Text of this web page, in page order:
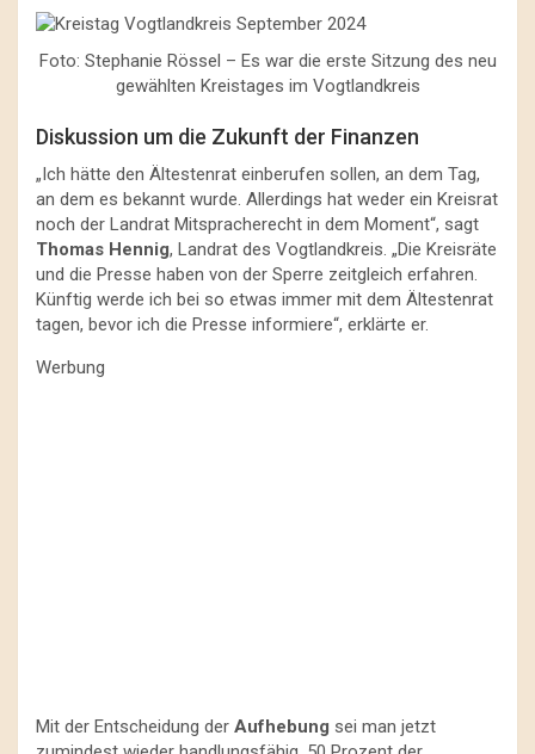
Foto: Stephanie Rössel – Es war die erste Sitzung des neu
gewählten Kreistages im Vogtlandkreis
Diskussion um die Zukunft der Finanzen
„Ich hätte den Ältestenrat einberufen sollen, an dem Tag,
an dem es bekannt wurde. Allerdings hat weder ein Kreisrat
noch der Landrat Mitspracherecht in dem Moment“, sagt
Thomas Hennig, Landrat des Vogtlandkreis. „Die Kreisräte
und die Presse haben von der Sperre zeitgleich erfahren.
Künftig werde ich bei so etwas immer mit dem Ältestenrat
tagen, bevor ich die Presse informiere“, erklärte er.
Werbung
Mit der Entscheidung der Aufhebung sei man jetzt